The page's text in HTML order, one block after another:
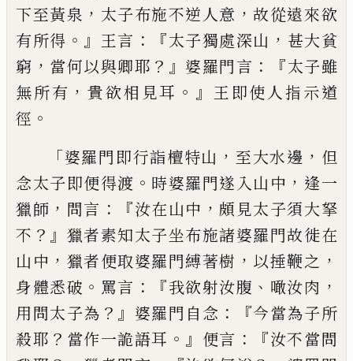
下至黃泉 ， 太子布施不逆人意 ，故從遠來欲
有所得 。』 王言 ：『太子獨處深山 ， 甚大貧
窮 ， 當何以與卿耶 ？』 婆羅門言 ：『太子雖
無所有 ，貴欲相見耳 。』 王即使人指示道
徑 。
「婆羅門即行詣檀特山 ， 至大水邊 ， 但
念太子即便得渡 。 時婆羅門遂入山中 ， 逢一
獵師 ， 問言 ：『汝在山中 ，頗見太子須大拏
不 ？』 獵者素知太子坐布施諸婆羅門故徙在
山中 ， 獵者便取婆羅門縛著樹 ， 以捶鞭之 ，
身體悉破 。 罵言 ：『我欲射汝腹 、 噉汝肉 ，
用問太子為 ？』 婆羅門自念 ：『今當為子所
殺耶 ？ 當作一詭語耳 。』 便言 ：『汝不當問